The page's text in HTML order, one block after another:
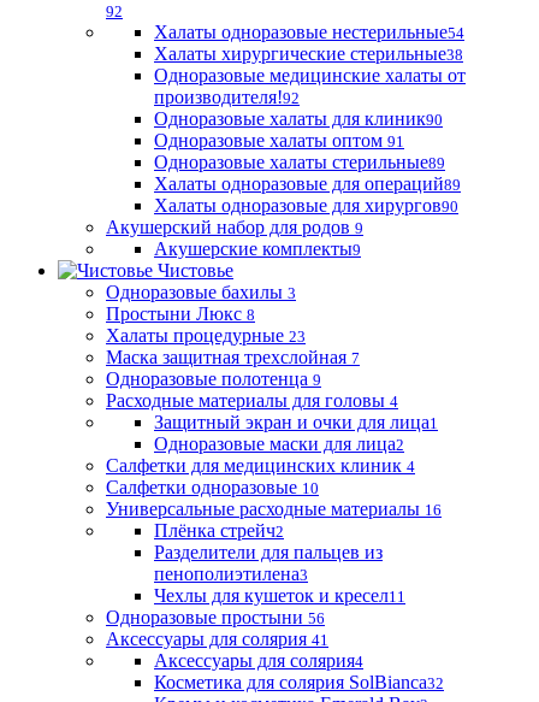
92
Халаты одноразовые нестерильные54
Халаты хирургические стерильные38
Одноразовые медицинские халаты от
производителя!92
Одноразовые халаты для клиник90
Одноразовые халаты оптом 91
Одноразовые халаты стерильные89
Халаты одноразовые для операций89
Халаты одноразовые для хирургов90
Акушерский набор для родов 9
Акушерские комплекты9
Чистовье
Одноразовые бахилы 3
Простыни Люкс 8
Халаты процедурные 23
Маска защитная трехслойная 7
Одноразовые полотенца 9
Расходные материалы для головы 4
Защитный экран и очки для лица1
Одноразовые маски для лица2
Салфетки для медицинских клиник 4
Салфетки одноразовые 10
Универсальные расходные материалы 16
Плёнка стрейч2
Разделители для пальцев из
пенополиэтилена3
Чехлы для кушеток и кресел11
Одноразовые простыни 56
Аксессуары для солярия 41
Аксессуары для солярия4
Косметика для солярия SolBianca32